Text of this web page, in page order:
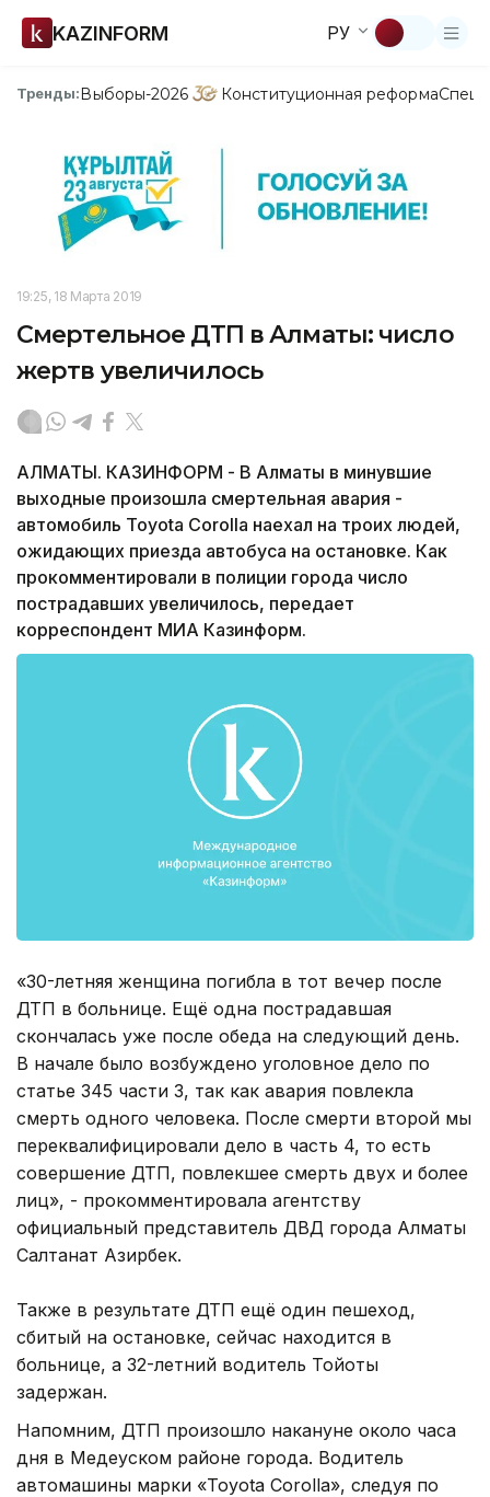
KAZINFORM РУ
Тренды:Выборы-2026 Конституционная реформа
19:25, 18 Марта 2019
Смертельное ДТП в Алматы: число
жертв увеличилось
АЛМАТЫ. КАЗИНФОРМ - В Алматы в минувшие
выходные произошла смертельная авария -
автомобиль Toyota Corolla наехал на троих людей,
ожидающих приезда автобуса на остановке. Как
прокомментировали в полиции города число
пострадавших увеличилось, передает
корреспондент МИА Казинформ.
«30-летняя женщина погибла в тот вечер после
ДТП в больнице. Ещё одна пострадавшая
скончалась уже после обеда на следующий день.
В начале было возбуждено уголовное дело по
статье 345 части 3, так как авария повлекла
смерть одного человека. После смерти второй мы
переквалифицировали дело в часть 4, то есть
совершение ДТП, повлекшее смерть двух и более
лиц», - прокомментировала агентству
официальный представитель ДВД города Алматы
Салтанат Азирбек.
Также в результате ДТП ещё один пешеход,
сбитый на остановке, сейчас находится в
больнице, а 32-летний водитель Тойоты
задержан.
Напомним, ДТП произошло накануне около часа
дня в Медеуском районе города. Водитель
автомашины марки «Toyota Corolla», следуя по